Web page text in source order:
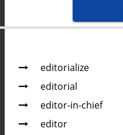
editorialize
editorial
editor-in-chief
editor